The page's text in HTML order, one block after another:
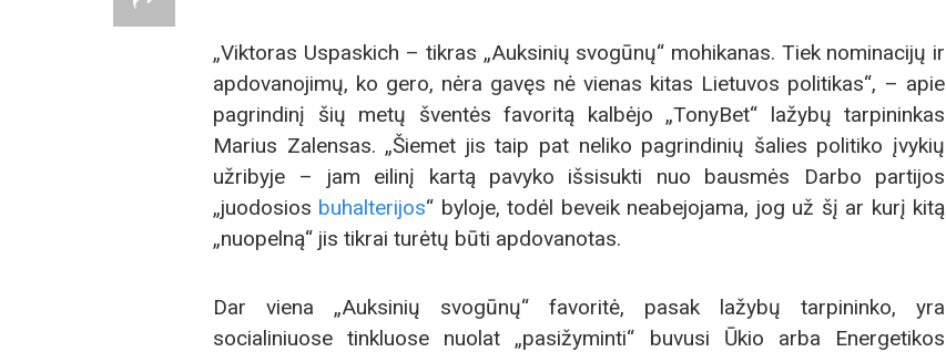
„Viktoras Uspaskich – tikras „Auksinių svogūnų“ mohikanas. Tiek nominacijų ir
apdovanojimų, ko gero, nėra gavęs nė vienas kitas Lietuvos politikas“, – apie
pagrindinį šių metų šventės favoritą kalbėjo „TonyBet“ lažybų tarpininkas
Marius Zalensas. „Šiemet jis taip pat neliko pagrindinių šalies politiko įvykių
užribyje – jam eilinį kartą pavyko išsisukti nuo bausmės Darbo partijos
„juodosios buhalterijos“ byloje, todėl beveik neabejojama, jog už šį ar kurį kitą
„nuopelną“ jis tikrai turėtų būti apdovanotas.
Dar viena „Auksinių svogūnų“ favoritė, pasak lažybų tarpininko, yra
socialiniuose tinkluose nuolat „pasižyminti“ buvusi Ūkio arba Energetikos